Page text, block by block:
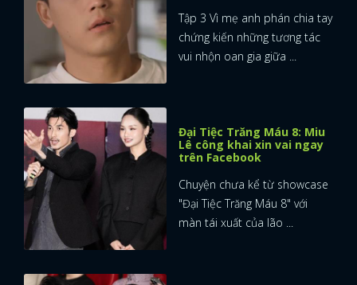
Tập 3 Vì mẹ anh phán chia tay
chứng kiến những tương tác
vui nhộn oan gia giữa ...
Đại Tiệc Trăng Máu 8: Miu
Lê công khai xin vai ngay
trên Facebook
Chuyện chưa kể từ showcase
"Đại Tiệc Trăng Máu 8" với
màn tái xuất của lão ...